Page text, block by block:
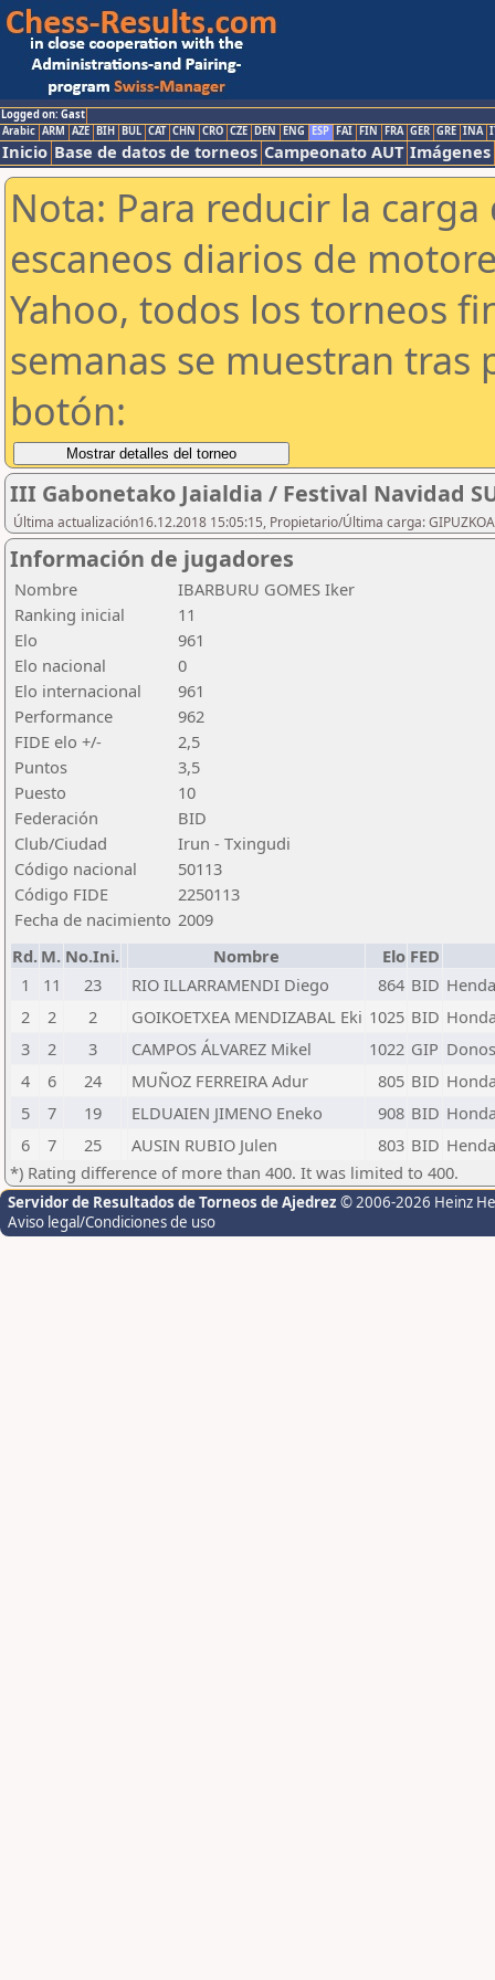
Logged on: Gast
Arabic ARM AZE BIH BUL CAT CHN CRO CZE DEN ENG ESP FAI FIN FRA GER GRE INA
Inicio Base de datos de torneos Campeonato AUT Imágenes
Nota: Para reducir la
escaneos diarios de
Yahoo, todos los torneos
semanas se muestran tras
botón:
III Gabonetako Jaialdia / Festival Navidad
Última actualización16.12.2018 15:05:15, Propietario/Última carga:
Información de jugadores
Nombre
IBARBURU GOMES Iker
Ranking inicial
11
Elo
961
Elo nacional
0
Elo internacional
961
Performance
962
FIDE elo +/-
2,5
Puntos
3,5
Puesto
10
Federación
BID
Club/Ciudad
Irun - Txingudi
Código nacional
50113
Código FIDE
2250113
Fecha de nacimiento 2009
Rd. M. No.Ini. Nombre Elo FED
1
11 23 RIO ILLARRAMENDI Diego 864 BID
2
2 2 GOIKOETXEA MENDIZABAL Eki 1025 BID
3
2 3 CAMPOS ÁLVAREZ Mikel 1022 GIP
4
6 24 MUÑOZ FERREIRA Adur 805 BID
5
7 19 ELDUAIEN JIMENO Eneko 908 BID
6
7 25 AUSIN RUBIO Julen 803 BID
*) Rating difference of more than 400. It was limited to 400.
Servidor de Resultados de Torneos de Ajedrez © 2006-2026 Heinz
Aviso legal/Condiciones de uso